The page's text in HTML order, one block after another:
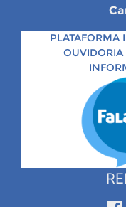
PLATAFORMA
OUVIDORIA